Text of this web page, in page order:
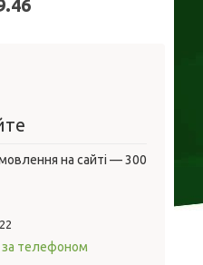
на сайті — 300
за телефоном